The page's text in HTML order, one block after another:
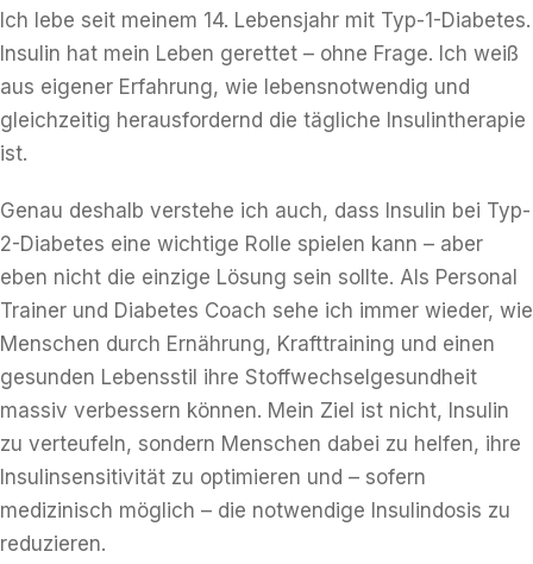
Ich lebe seit meinem 14. Lebensjahr mit Typ-1-Diabetes.
Insulin hat mein Leben gerettet – ohne Frage. Ich weiß
aus eigener Erfahrung, wie lebensnotwendig und
gleichzeitig herausfordernd die tägliche Insulintherapie
ist.
Genau deshalb verstehe ich auch, dass Insulin bei Typ-
2-Diabetes eine wichtige Rolle spielen kann – aber
eben nicht die einzige Lösung sein sollte. Als Personal
Trainer und Diabetes Coach sehe ich immer wieder, wie
Menschen durch Ernährung, Krafttraining und einen
gesunden Lebensstil ihre Stoffwechselgesundheit
massiv verbessern können. Mein Ziel ist nicht, Insulin
zu verteufeln, sondern Menschen dabei zu helfen, ihre
Insulinsensitivität zu optimieren und – sofern
medizinisch möglich – die notwendige Insulindosis zu
reduzieren.